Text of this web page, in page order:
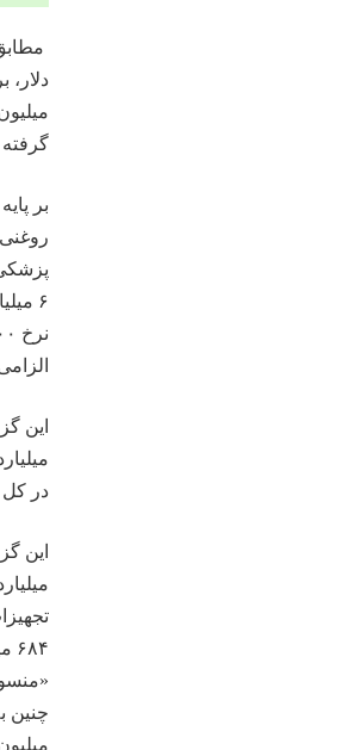
بر
در کل ۲۳ میلیارد و ۳۲۵ میلیون دلار فراهم ارز صنایع صورت گرفته است.